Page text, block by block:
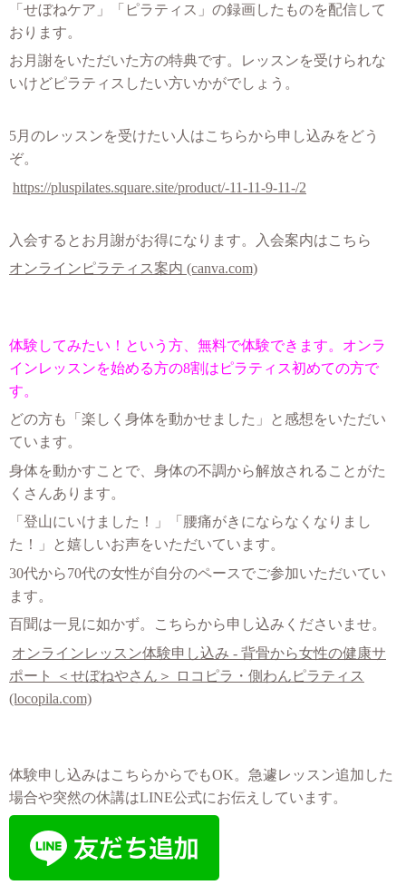
「せぼねケア」「ピラティス」の録画したものを配信して
おります。
お月謝をいただいた方の特典です。レッスンを受けられな
いけどピラティスしたい方いかがでしょう。
5月のレッスンを受けたい人はこちらから申し込みをどう
ぞ。
https://pluspilates.square.site/product/-11-11-9-11-/2
入会するとお月謝がお得になります。入会案内はこちら
オンラインピラティス案内 (canva.com)
体験してみたい！という方、無料で体験できます。オンラ
インレッスンを始める方の8割はピラティス初めての方で
す。
どの方も「楽しく身体を動かせました」と感想をいただい
ています。
身体を動かすことで、身体の不調から解放されることがた
くさんあります。
「登山にいけました！」「腰痛がきにならなくなりまし
た！」と嬉しいお声をいただいています。
30代から70代の女性が自分のペースでご参加いただいてい
ます。
百聞は一見に如かず。こちらから申し込みくださいませ。
オンラインレッスン体験申し込み - 背骨から女性の健康サ
ポート ＜せぼねやさん＞ ロコピラ・側わんピラティス
(locopila.com)
体験申し込みはこちらからでもOK。急遽レッスン追加した
場合や突然の休講はLINE公式にお伝えしています。